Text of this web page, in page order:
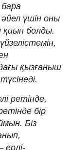
үшін оны
қиын болды.
қызғаныш
ретінде,
бір
Біз
ерлі-